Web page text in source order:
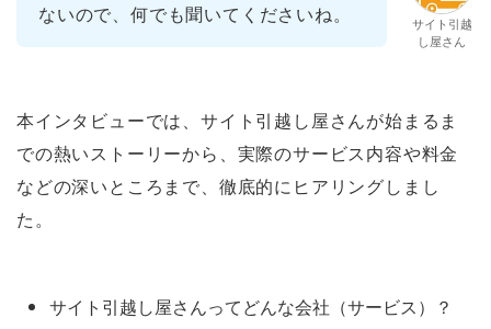
ないので、何でも聞いてくださいね。
サイト引越
し屋さん
本インタビューでは、サイト引越し屋さんが始まるま
での熱いストーリーから、実際のサービス内容や料金
などの深いところまで、徹底的にヒアリングしまし
た。
サイト引越し屋さんってどんな会社（サービス）？